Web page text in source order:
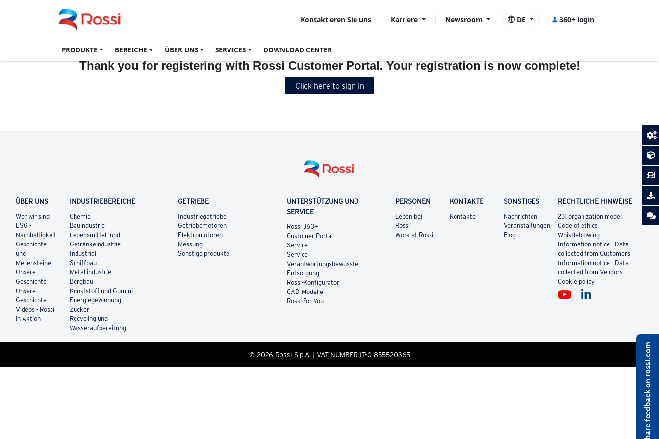
Kontaktieren Sie uns Karriere Newsroom DE 360+ login
PRODUKTE BEREICHE ÜBER UNS SERVICES DOWNLOAD CENTER
Thank you for registering with Rossi Customer Portal. Your registration is now complete!
Click here to sign in
ÜBER UNS
Wer wir sind
ESG -
Nachhaltigkeit
Geschichte
und
Meilensteine
Unsere
Geschichte
Unsere
Geschichte
Videos - Rossi
in Aktion
INDUSTRIEBEREICHE
Chemie
Bauindustrie
Lebensmittel- und
Getränkeindustrie
Industrial
Schiffbau
Metallindustrie
Bergbau
Kunststoff und Gummi
Energiegewinnung
Zucker
Recycling und
Wasseraufbereitung
GETRIEBE
Industriegetriebe
Getriebemotoren
Elektromotoren
Messung
Sonstige produkte
UNTERSTÜTZUNG UND
SERVICE
Rossi 360+
Customer Portal
Service
Service
Verantwortungsbewusste
Entsorgung
Rossi-Konfigurator
CAD-Modelle
Rossi For You
PERSONEN
Leben bei
Rossi
Work at Rossi
KONTAKTE
Kontakte
SONSTIGES
Nachrichten
Veranstaltungen
Blog
RECHTLICHE HINWEISE
231 organization model
Code of ethics
Whistleblowing
Information notice - Data
collected from Customers
Information notice - Data
collected from Vendors
Cookie policy
© 2026 Rossi S.p.A. | VAT NUMBER IT-01855520365 Share feedback on rossi.com